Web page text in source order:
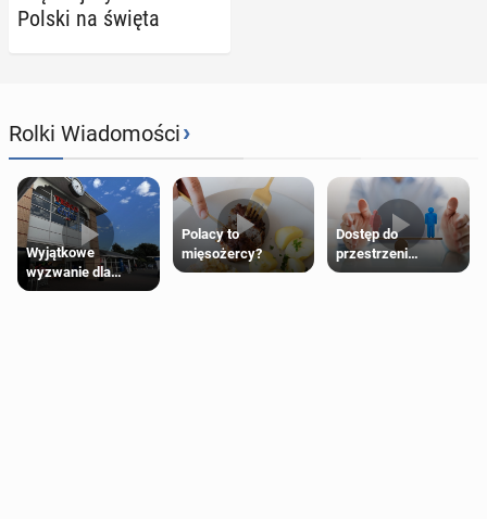
Polski na święta
Rolki Wiadomości›
Wyjątkowe
wyzwanie dla
posiadaczy kart
Polacy to
mięsożercy?
Dostęp do
przestrzeni
przeznaczonych